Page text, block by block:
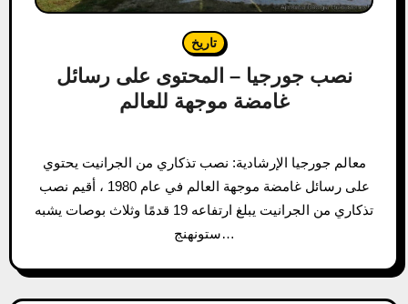
تاريخ
نصب جورجيا – المحتوى على رسائل
غامضة موجهة للعالم
معالم جورجيا الإرشادية: نصب تذكاري من الجرانيت يحتوي
على رسائل غامضة موجهة العالم في عام 1980 ، أقيم نصب
تذكاري من الجرانيت يبلغ ارتفاعه 19 قدمًا وثلاث بوصات يشبه
ستونهنج…